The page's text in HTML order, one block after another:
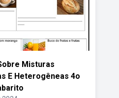
Misturas
E Heterogêneas 4o